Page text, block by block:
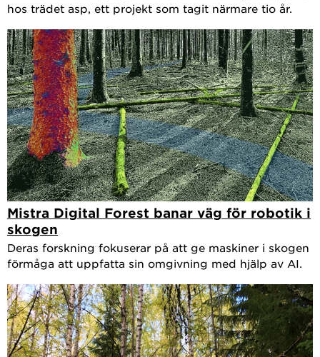
hos trädet asp, ett projekt som tagit närmare tio år.
Mistra Digital Forest banar väg för robotik i
skogen
Deras forskning fokuserar på att ge maskiner i skogen
förmåga att uppfatta sin omgivning med hjälp av AI.